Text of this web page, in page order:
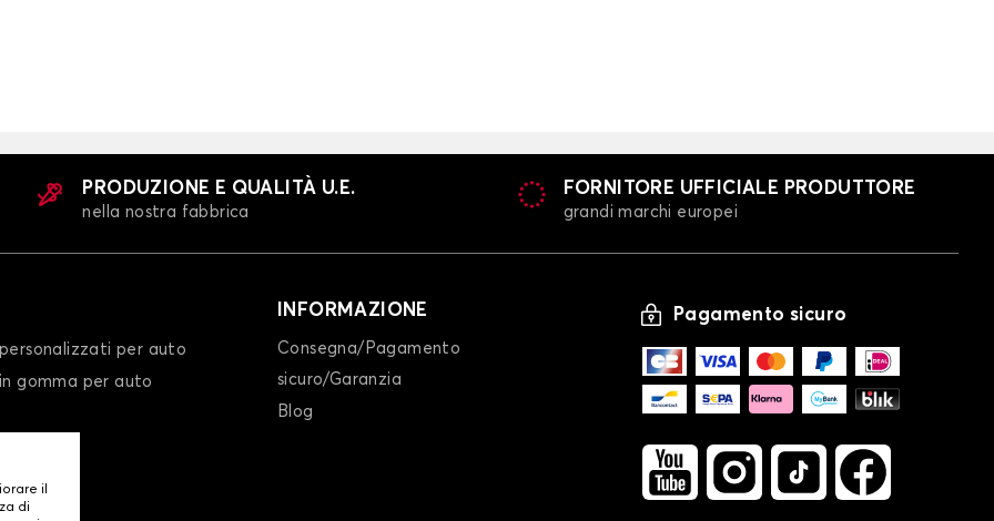
PRODUZIONE E QUALITÀ U.E.
nella nostra fabbrica
FORNITORE UFFICIALE PRODUTTORE
grandi marchi europei
per auto
gomma per auto
INFORMAZIONE
Consegna/Pagamento
sicuro/Garanzia
Blog
Pagamento sicuro
il
di